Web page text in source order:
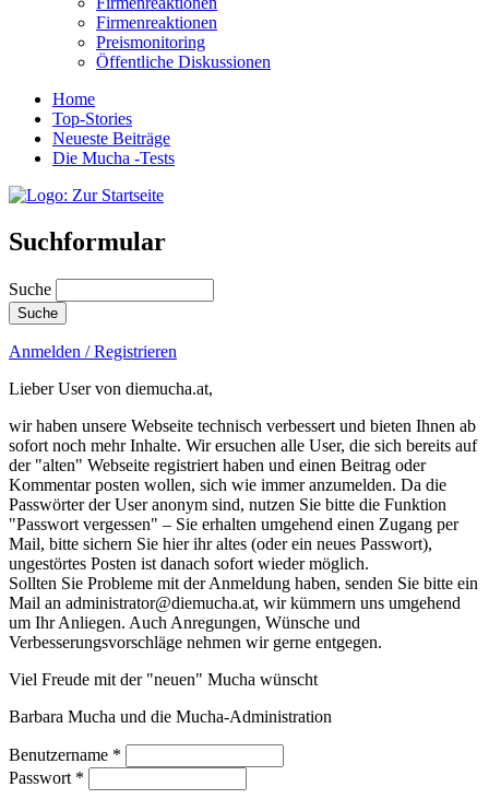
Firmenreaktionen
Preismonitoring
Öffentliche Diskussionen
Home
Top-Stories
Neueste Beiträge
Die Mucha -Tests
Suchformular
Suche
Anmelden / Registrieren
Lieber User von diemucha.at,
wir haben unsere Webseite technisch verbessert und bieten Ihnen ab
sofort noch mehr Inhalte. Wir ersuchen alle User, die sich bereits auf
der "alten" Webseite registriert haben und einen Beitrag oder
Kommentar posten wollen, sich wie immer anzumelden. Da die
Passwörter der User anonym sind, nutzen Sie bitte die Funktion
"Passwort vergessen" – Sie erhalten umgehend einen Zugang per
Mail, bitte sichern Sie hier ihr altes (oder ein neues Passwort),
ungestörtes Posten ist danach sofort wieder möglich.
Sollten Sie Probleme mit der Anmeldung haben, senden Sie bitte ein
Mail an administrator@diemucha.at, wir kümmern uns umgehend
um Ihr Anliegen. Auch Anregungen, Wünsche und
Verbesserungsvorschläge nehmen wir gerne entgegen.
Viel Freude mit der "neuen" Mucha wünscht
Barbara Mucha und die Mucha-Administration
Benutzername *
Passwort *